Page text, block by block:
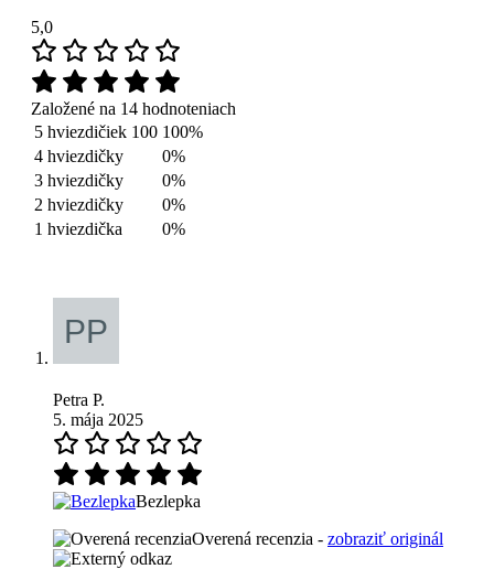
5,0
Založené na 14 hodnoteniach
5 hviezdičiek 100 100%
4 hviezdičky
0%
3 hviezdičky
0%
2 hviezdičky
0%
1 hviezdička
0%
Petra P.
5. mája 2025
Bezlepka
Overená recenzia - zobraziť originál